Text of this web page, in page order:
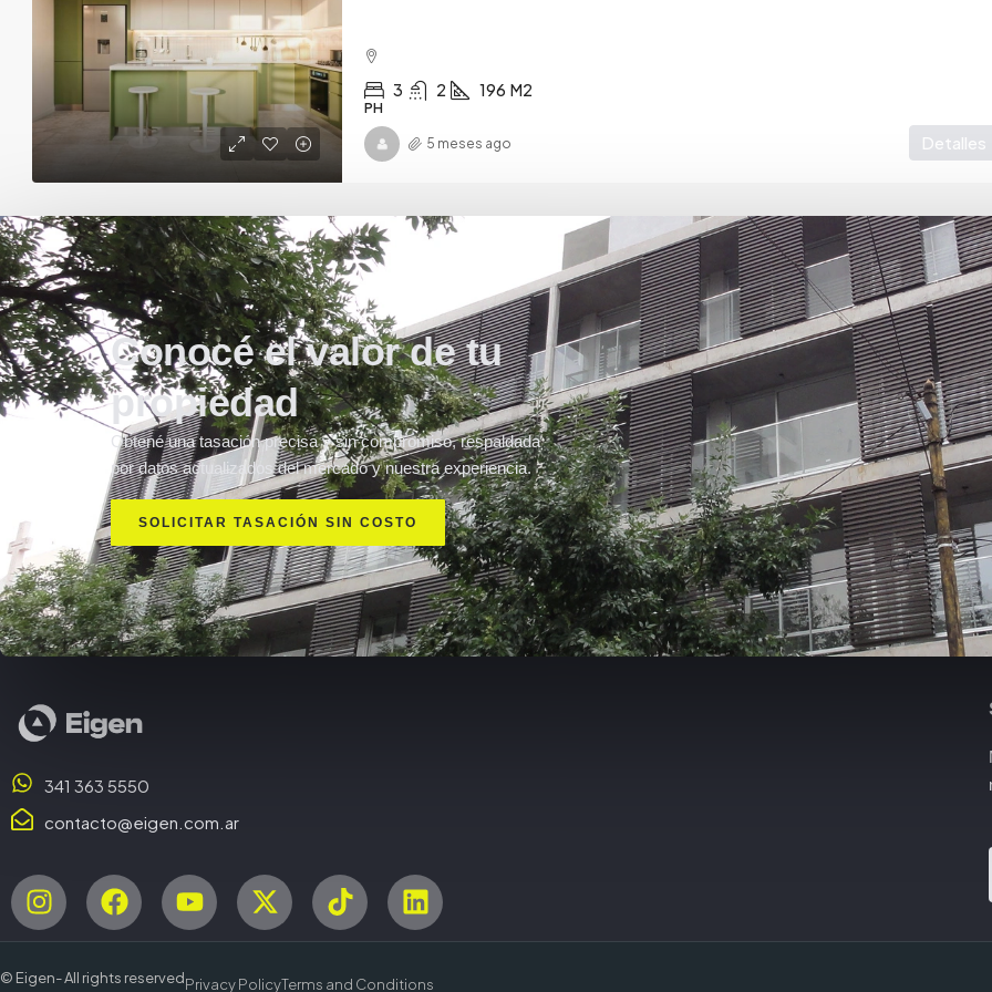
3 2 196 M2
PH
Detalles
5 meses ago
Conocé el valor de tu
propiedad
Obtené una tasación precisa y sin compromiso, respaldada
por datos actualizados del mercado y nuestra experiencia.
SOLICITAR TASACIÓN SIN COSTO
341 363 5550
contacto@eigen.com.ar
© Eigen- All rights reservedPrivacy PolicyTerms and Conditions